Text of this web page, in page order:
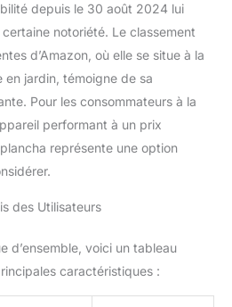
depuis le 30 août 2024 lui
notoriété. Le classement
d’Amazon, où elle se situe à la
en jardin, témoigne de sa
Pour les consommateurs à la
performant à un prix
représente une option
des Utilisateurs
d’ensemble, voici un tableau
caractéristiques :